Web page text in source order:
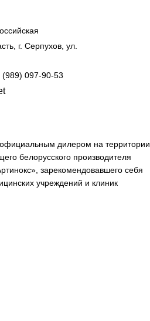
г. Серпухов, ул.
(989) 097-90-53
дилером на территории
белорусского производителя
зарекомендовавшего себя
учреждений и клиник